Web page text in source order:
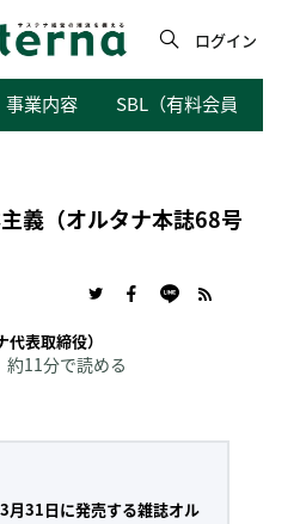
ログイン
事業内容 SBL（有料会員向けサ
義（オルタナ本誌68号
表取締役）
約11分で読める
31日に発売する雑誌オル